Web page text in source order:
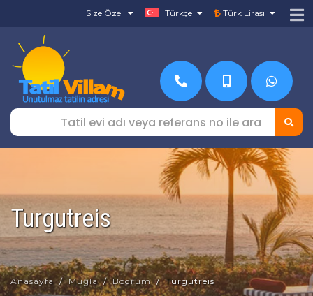
Size Özel Türkçe Türk Lirası
Turgutreis
Anasayfa Muğla Bodrum Turgutreis